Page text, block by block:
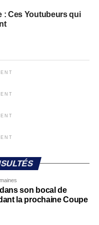
: Ces Youtubeurs qui
son bocal de
la prochaine Coupe